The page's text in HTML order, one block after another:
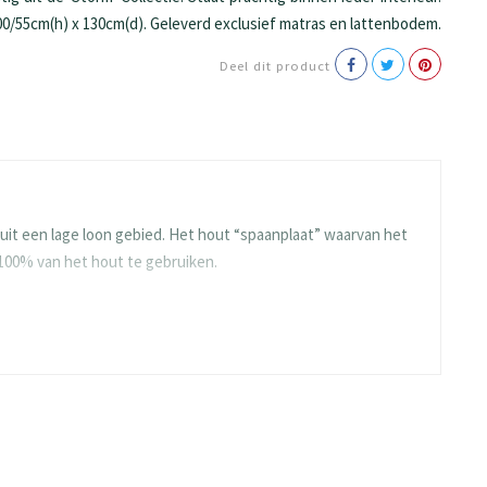
55cm(h) x 130cm(d). Geleverd exclusief matras en lattenbodem.
Deel dit product
een lage loon gebied. Het hout “spaanplaat” waarvan het
van het hout te gebruiken.
en blijven ze langdurig mooi. Gelukkig heeft BEUK al veel